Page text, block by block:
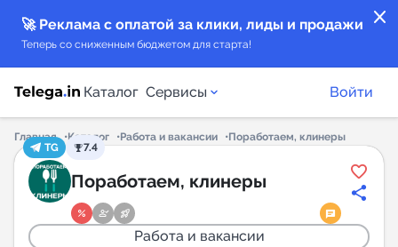
close
🚀 Реклама с оплатой за клики, лиды и продажи
Теперь со сниженным бюджетом для старта!
Каталог Сервисы
Каталог каналов
Каталог ботов
Войти
Главная Каталог Работа и вакансии
Поработаем, клинеры
TG
7.4
Поработаем, клинеры
Работа и вакансии